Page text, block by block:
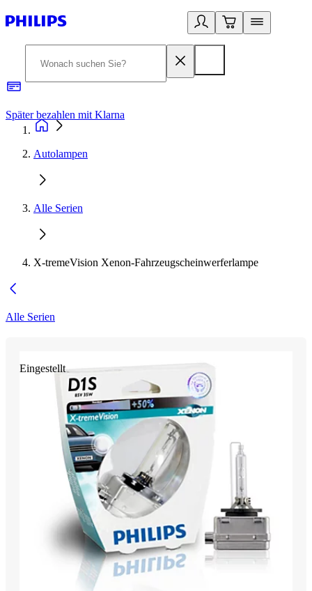
Später bezahlen mit Klarna
Autolampen
Alle Serien
X-tremeVision Xenon-Fahrzeugscheinwerferlampe
Alle Serien
Eingestellt